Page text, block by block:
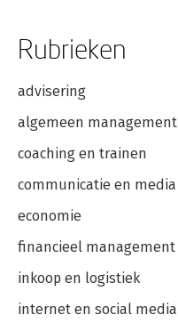
Rubrieken
advisering
algemeen management
coaching en trainen
communicatie en media
economie
financieel management
inkoop en logistiek
internet en social media